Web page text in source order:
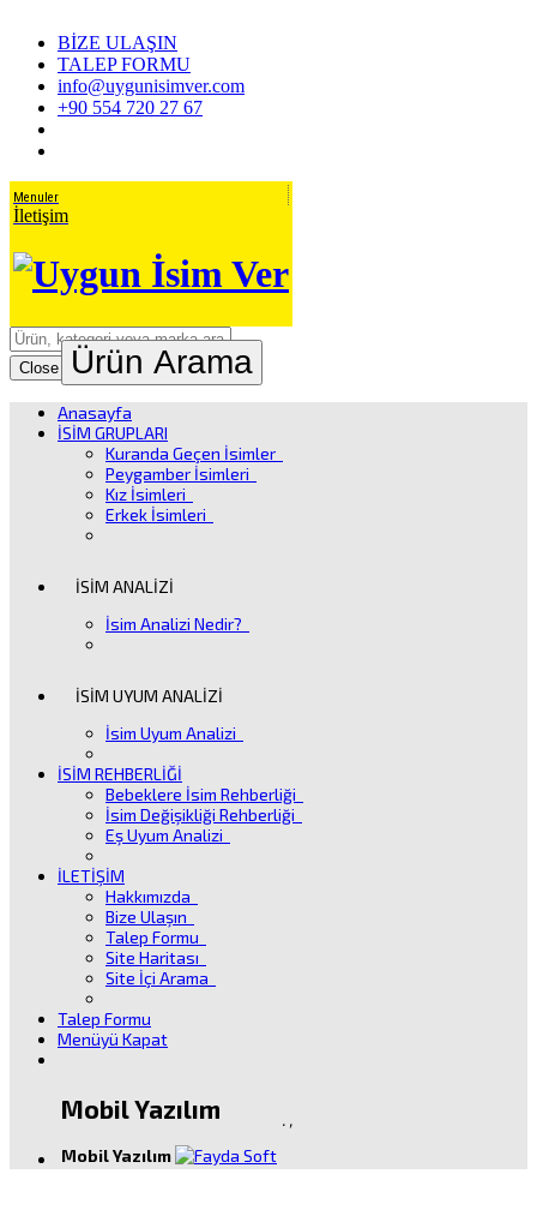
BİZE ULAŞIN
TALEP FORMU
info@uygunisimver.com
+90 554 720 27 67
Menuler
İletişim
Close Ürün Arama
Anasayfa
İSİM GRUPLARI
Kuranda Geçen İsimler
Peygamber İsimleri
Kız İsimleri
Erkek İsimleri
İSİM ANALİZİ
İsim Analizi Nedir?
İSİM UYUM ANALİZİ
İsim Uyum Analizi
İSİM REHBERLİĞİ
Bebeklere İsim Rehberliği
İsim Değişikliği Rehberliği
Eş Uyum Analizi
İLETİŞİM
Hakkımızda
Bize Ulaşın
Talep Formu
Site Haritası
Site İçi Arama
Talep Formu
Menüyü Kapat
Mobil Yazılım
Mobil Yazılım
. ,